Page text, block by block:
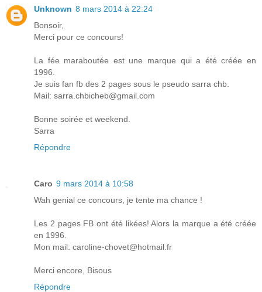
Unknown 8 mars 2014 à 22:24
Bonsoir,
Merci pour ce concours!
La fée maraboutée est une marque qui a été créée en
1996.
Je suis fan fb des 2 pages sous le pseudo sarra chb.
Mail: sarra.chbicheb@gmail.com
Bonne soirée et weekend.
Sarra
Répondre
Caro 9 mars 2014 à 10:58
Wah genial ce concours, je tente ma chance !
Les 2 pages FB ont été likées! Alors la marque a été créée
en 1996.
Mon mail: caroline-chovet@hotmail.fr
Merci encore, Bisous
Répondre